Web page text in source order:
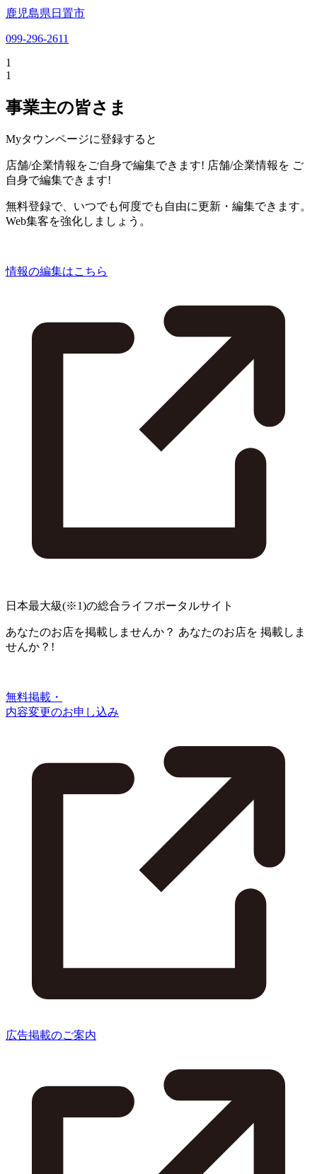
鹿児島県日置市
099-296-2611
1
1
事業主の皆さま
Myタウンページに登録すると
店舗/企業情報をご自身で編集できます! 店舗/企業情報を ご
自身で編集できます!
無料登録で、いつでも何度でも自由に更新・編集できます。
Web集客を強化しましょう。
情報の編集はこちら
日本最大級(※1)の総合ライフポータルサイト
あなたのお店を掲載しませんか？ あなたのお店を 掲載しま
せんか？!
無料掲載・
内容変更のお申し込み
広告掲載のご案内